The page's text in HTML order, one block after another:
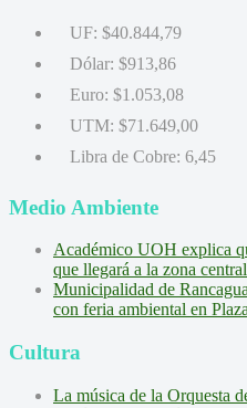
UF: $40.844,79
Dólar: $913,86
Euro: $1.053,08
UTM: $71.649,00
Libra de Cobre: 6,45
Medio Ambiente
Académico UOH explica
que llegará a la zona
Municipalidad de
con feria ambiental en
Cultura
La música de la Orquesta